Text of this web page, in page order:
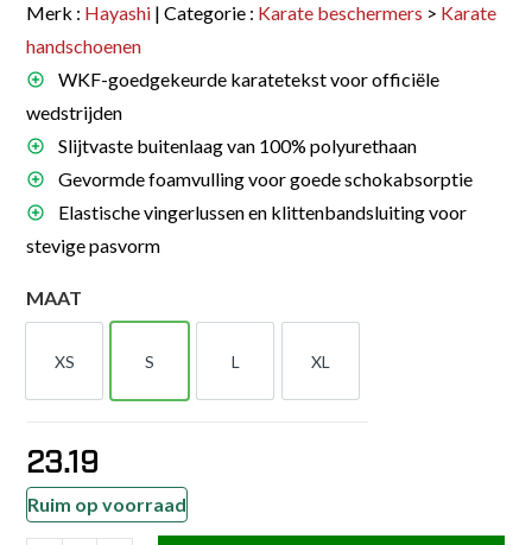
Merk : Hayashi | Categorie : Karate beschermers > Karate
handschoenen
WKF-goedgekeurde karatetekst voor officiële
wedstrijden
Slijtvaste buitenlaag van 100% polyurethaan
Gevormde foamvulling voor goede schokabsorptie
Elastische vingerlussen en klittenbandsluiting voor
stevige pasvorm
MAAT
XS
XS
S
S
L
L
XL
XL
23.19
Ruim op voorraad